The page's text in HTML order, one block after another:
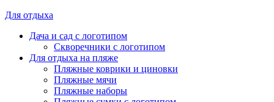
Для отдыха
Дача и сад с логотипом
Скворечники с логотипом
Для отдыха на пляже
Пляжные коврики и циновки
Пляжные мячи
Пляжные наборы